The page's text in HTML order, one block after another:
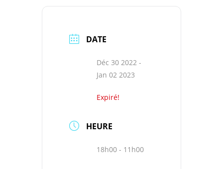
DATE
Déc 30 2022 -
Jan 02 2023
Expiré!
HEURE
18h00 - 11h00